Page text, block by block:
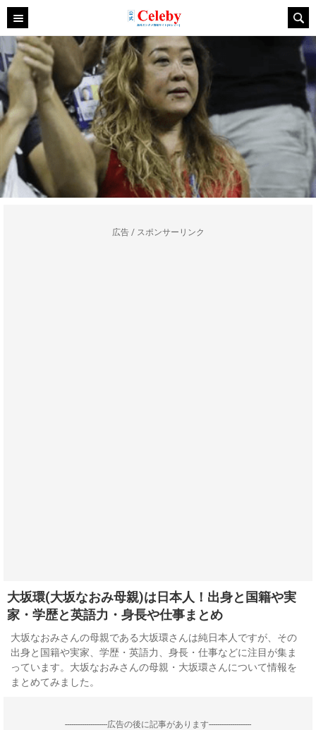
広告 / スポンサーリンク
大坂環(大坂なおみ母親)は日本人！出身と国籍や実
家・学歴と英語力・身長や仕事まとめ
大坂なおみさんの母親である大坂環さんは純日本人ですが、その
出身と国籍や実家、学歴・英語力、身長・仕事などに注目が集ま
っています。大坂なおみさんの母親・大坂環さんについて情報を
まとめてみました。
--------------------広告の後に記事があります--------------------